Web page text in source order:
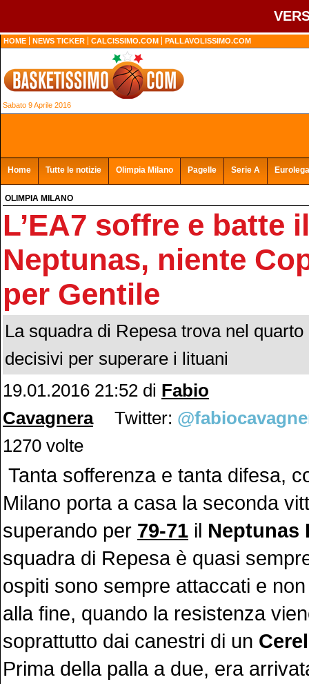
HOME NEWS TICKER CALCISSIMO.COM PALLAVOLISSIMO.COM
Sabato 9 Aprile 2016
Home Tutte le notizie Olimpia Milano Pagelle Serie A Eurolega
OLIMPIA MILANO
L’EA7 soffre e batte il
Neptunas, niente
per Gentile
La squadra di Repesa trova nel
decisivi per superare i lituani
19.01.2016 21:52 di Fabio
Cavagnera
Twitter:
1270 volte
Tanta sofferenza e tanta difesa,
Milano porta a casa la seconda
superando per 79-71 il Neptunas
squadra di Repesa è quasi
ospiti sono sempre attaccati e
alla fine, quando la resistenza
soprattutto dai canestri di un
Prima della palla a due, era